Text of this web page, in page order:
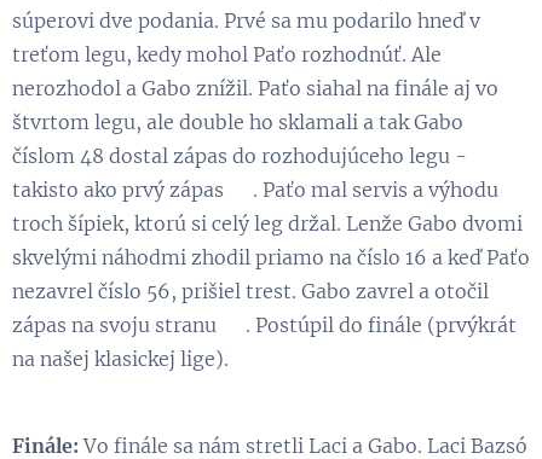
súperovi dve podania. Prvé sa mu podarilo hneď v
treťom legu, kedy mohol Paťo rozhodnúť. Ale
nerozhodol a Gabo znížil. Paťo siahal na finále aj vo
štvrtom legu, ale double ho sklamali a tak Gabo
číslom 48 dostal zápas do rozhodujúceho legu -
takisto ako prvý zápas 😃. Paťo mal servis a výhodu
troch šípiek, ktorú si celý leg držal. Lenže Gabo dvomi
skvelými náhodmi zhodil priamo na číslo 16 a keď Paťo
nezavrel číslo 56, prišiel trest. Gabo zavrel a otočil
zápas na svoju stranu 💪. Postúpil do finále (prvýkrát
na našej klasickej lige).
Finále:Vo finále sa nám stretli Laci a Gabo. Laci Bazsó